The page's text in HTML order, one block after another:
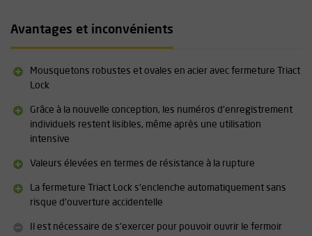
Avantages et inconvénients
Mousquetons robustes et ovales en acier avec fermeture Triact
Lock
Grâce à la nouvelle conception, les numéros d'enregistrement
individuels restent lisibles, même après une utilisation
intensive
Valeurs élevées en termes de résistance à la rupture
La fermeture Triact Lock s'enclenche automatiquement sans
risque d'ouverture accidentelle
Il est nécessaire de s'exercer pour pouvoir ouvrir le fermoir